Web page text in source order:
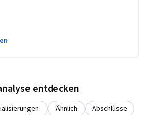
entdecken
Ähnlich Abschlüsse